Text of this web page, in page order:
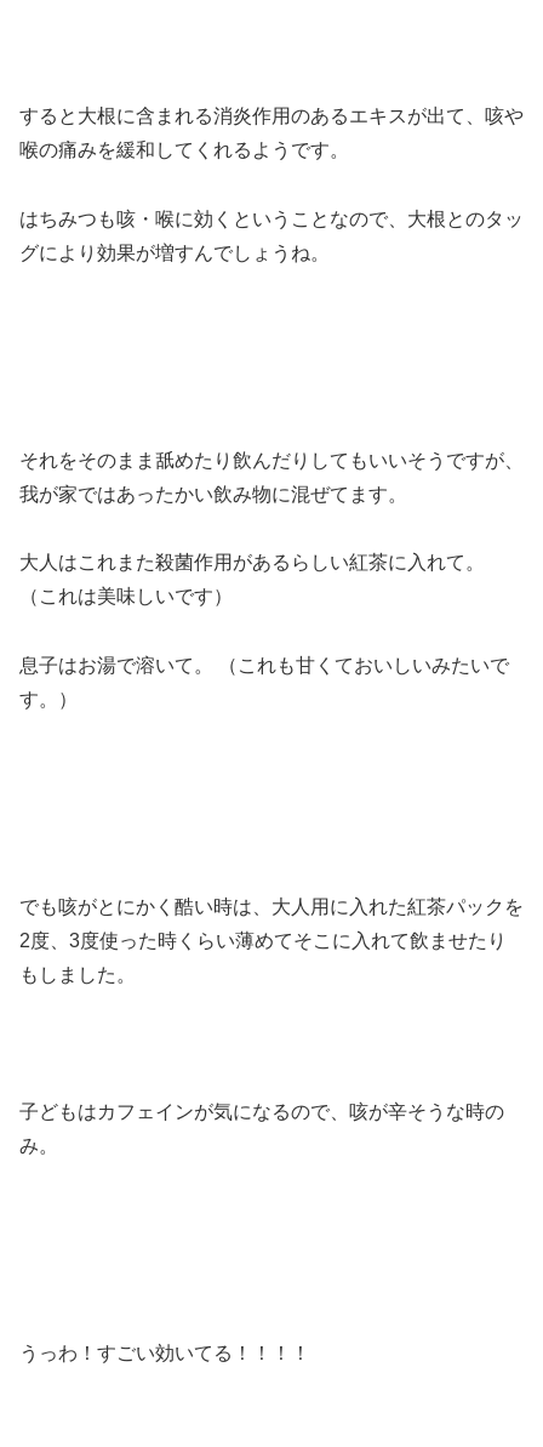
すると大根に含まれる消炎作用のあるエキスが出て、咳や
喉の痛みを緩和してくれるようです。
はちみつも咳・喉に効くということなので、大根とのタッ
グにより効果が増すんでしょうね。
それをそのまま舐めたり飲んだりしてもいいそうですが、
我が家ではあったかい飲み物に混ぜてます。
大人はこれまた殺菌作用があるらしい紅茶に入れて。
（これは美味しいです）
息子はお湯で溶いて。 （これも甘くておいしいみたいで
す。）
でも咳がとにかく酷い時は、大人用に入れた紅茶パックを
2度、3度使った時くらい薄めてそこに入れて飲ませたり
もしました。
子どもはカフェインが気になるので、咳が辛そうな時の
み。
うっわ！すごい効いてる！！！！